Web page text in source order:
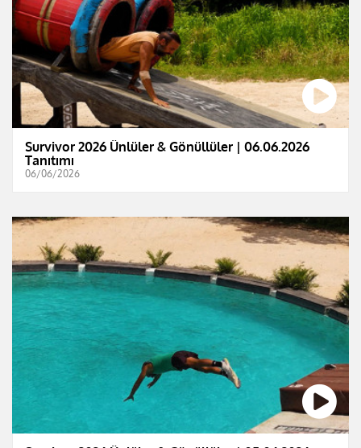
Survivor 2026 Ünlüler & Gönüllüler | 06.06.2026
Tanıtımı
06/06/2026